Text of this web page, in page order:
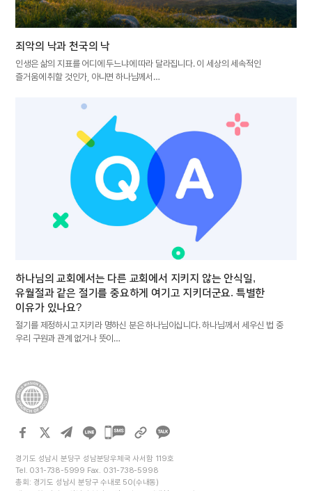
죄악의 낙과 천국의 낙
인생은 삶의 지표를 어디에 두느냐에 따라 달라집니다. 이 세상의 세속적인
즐거움에 취할 것인가, 아니면 하나님께서…
하나님의 교회에서는 다른 교회에서 지키지 않는 안식일,
유월절과 같은 절기를 중요하게 여기고 지키더군요. 특별한
이유가 있나요?
절기를 제정하시고 지키라 명하신 분은 하나님이십니다. 하나님께서 세우신 법 중
우리 구원과 관계 없거나 뜻이…
카카오톡
경기도 성남시 분당구 성남분당우체국 사서함 119호
Tel. 031-738-5999 Fax. 031-738-5998
총회: 경기도 성남시 분당구 수내로 50(수내동)